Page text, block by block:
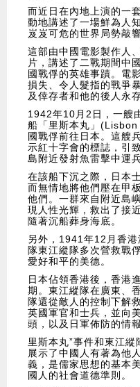
而近日在內地上演的一
動地講述了一場鮮為人
岌岌可危的世界局勢敲
這部由中國電影製作人
片，講述了二戰期間中
國戰俘的英雄事蹟。電
損失、令人髮指的戰爭
及倖存者和他的後人永
1942年10月2日，一艘
船「里斯本丸」
國戰俘前往日本。這艘
示紅十字會的標誌，引
島附近發射魚雷擊中運兵
在該船下沉之際，日本
而無情地將他們壓在甲
他們。一群來自附近島
現人性光輝，救出了接
隨著沉船葬身海底。
另外，1941年12月香
隊東江縱隊多次營救戰
愛好和平的美德。
日本佔領香港後，香港
期。東江縱隊在廣東、
隊還從敵人的控制下解
英國軍官和士兵，並向
頭，以及日軍佈防的情報
里斯本丸”事件和東江縱
展示了中國人有著為他
義，是儒家思想的基本
國人的社會道德準則。